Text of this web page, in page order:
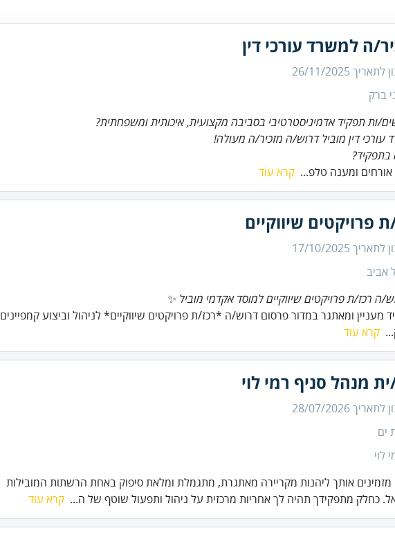
ה למשרד עורכי דין
לתאריך26/11/2025
ברק
ות תפקיד אדמיניסטרטיבי בסביבה מקצועית, איכותית ומשפחתית?
עורכי דין מוביל דרוש/ה מזכיר/ה מעולה!
ומענה טלפ... קרא עוד
ת פרויקטים שיווקיים
לתאריך17/10/2025
אביב
ה רכז/ת פרויקטים שיווקיים למוסד אקדמי מוביל ✨
מעניין ומאתגר במדור פרסום דרוש/ה *רכז/ת פרויקטים שיווקיים* לניהול וביצוע קמפיינים
קרא עוד
ית מנהל סניף רמי לוי
לתאריך28/07/2026
ים
לוי
מזמינים אותך ליהנות מקריירה מאתגרת, מתגמלת ומלאת סיפוק באחת הרשתות המובילות
כחלק מתפקידך תהיה לך אחריות מרכזית על ניהול ותפעול שוטף של ה... קרא עוד